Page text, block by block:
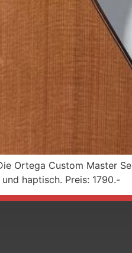
Ortega Custom Master
haptisch. Preis: 1790.-